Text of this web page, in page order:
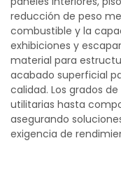
reducción de peso
combustible y la
exhibiciones y
material para
acabado superficial
calidad. Los grados
utilitarias hasta
asegurando
exigencia de